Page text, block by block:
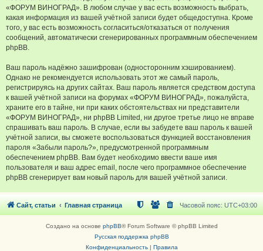
«ФОРУМ ВИНОГРАД». В любом случае у вас есть возможность выбрать,
какая информация из вашей учётной записи будет общедоступна. Кроме
того, у вас есть возможность согласиться/отказаться от получения
сообщений, автоматически сгенерированных программным обеспечением
phpBB.
Ваш пароль надёжно зашифрован (односторонним хэшированием).
Однако не рекомендуется использовать этот же самый пароль,
регистрируясь на других сайтах. Ваш пароль является средством доступа
к вашей учётной записи на форумах «ФОРУМ ВИНОГРАД», пожалуйста,
храните его в тайне, ни при каких обстоятельствах ни представители
«ФОРУМ ВИНОГРАД», ни phpBB Limited, ни другое третье лицо не вправе
спрашивать ваш пароль. В случае, если вы забудете ваш пароль к вашей
учётной записи, вы сможете воспользоваться функцией восстановления
пароля «Забыли пароль?», предусмотренной программным
обеспечением phpBB. Вам будет необходимо ввести ваше имя
пользователя и ваш адрес email, после чего программное обеспечение
phpBB сгенерирует вам новый пароль для вашей учётной записи.
Сайт, статьи Главная страница Часовой пояс: UTC+03:00
Создано на основе phpBB® Forum Software © phpBB Limited
Русская поддержка phpBB
Конфиденциальность| Правила